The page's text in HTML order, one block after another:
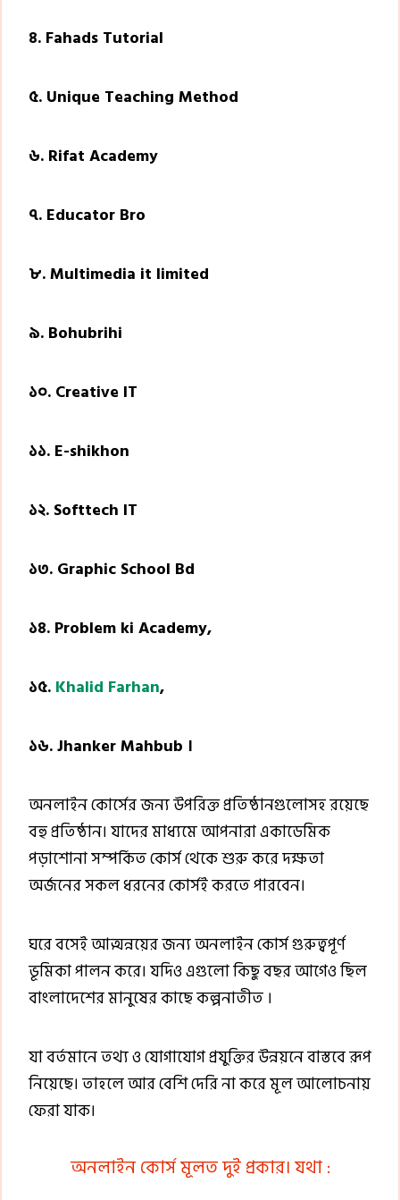
৪. Fahads Tutorial
৫. Unique Teaching Method
৬. Rifat Academy
৭. Educator Bro
৮. Multimedia it limited
৯. Bohubrihi
১০. Creative IT
১১. E-shikhon
১২. Softtech IT
১৩. Graphic School Bd
১৪. Problem ki Academy,
১৫. Khalid Farhan,
১৬. Jhanker Mahbub ।
অনলাইন কোর্সের জন্য উপরিক্ত প্রতিষ্ঠানগুলোসহ রয়েছে
বহু প্রতিষ্ঠান। যাদের মাধ্যমে আপনারা একাডেমিক
পড়াশোনা সম্পর্কিত কোর্স থেকে শুরু করে দক্ষতা
অর্জনের সকল ধরনের কোর্সই করতে পারবেন।
ঘরে বসেই আত্মন্নয়ের জন্য অনলাইন কোর্স গুরুত্বপূর্ণ
ভূমিকা পালন করে। যদিও এগুলো কিছু বছর আগেও ছিল
বাংলাদেশের মানুষের কাছে কল্পনাতীত ।
যা বর্তমানে তথ্য ও যোগাযোগ প্রযুক্তির উন্নয়নে বাস্তবে রূপ
নিয়েছে। তাহলে আর বেশি দেরি না করে মূল আলোচনায়
ফেরা যাক।
অনলাইন কোর্স মূলত দুই প্রকার। যথা :